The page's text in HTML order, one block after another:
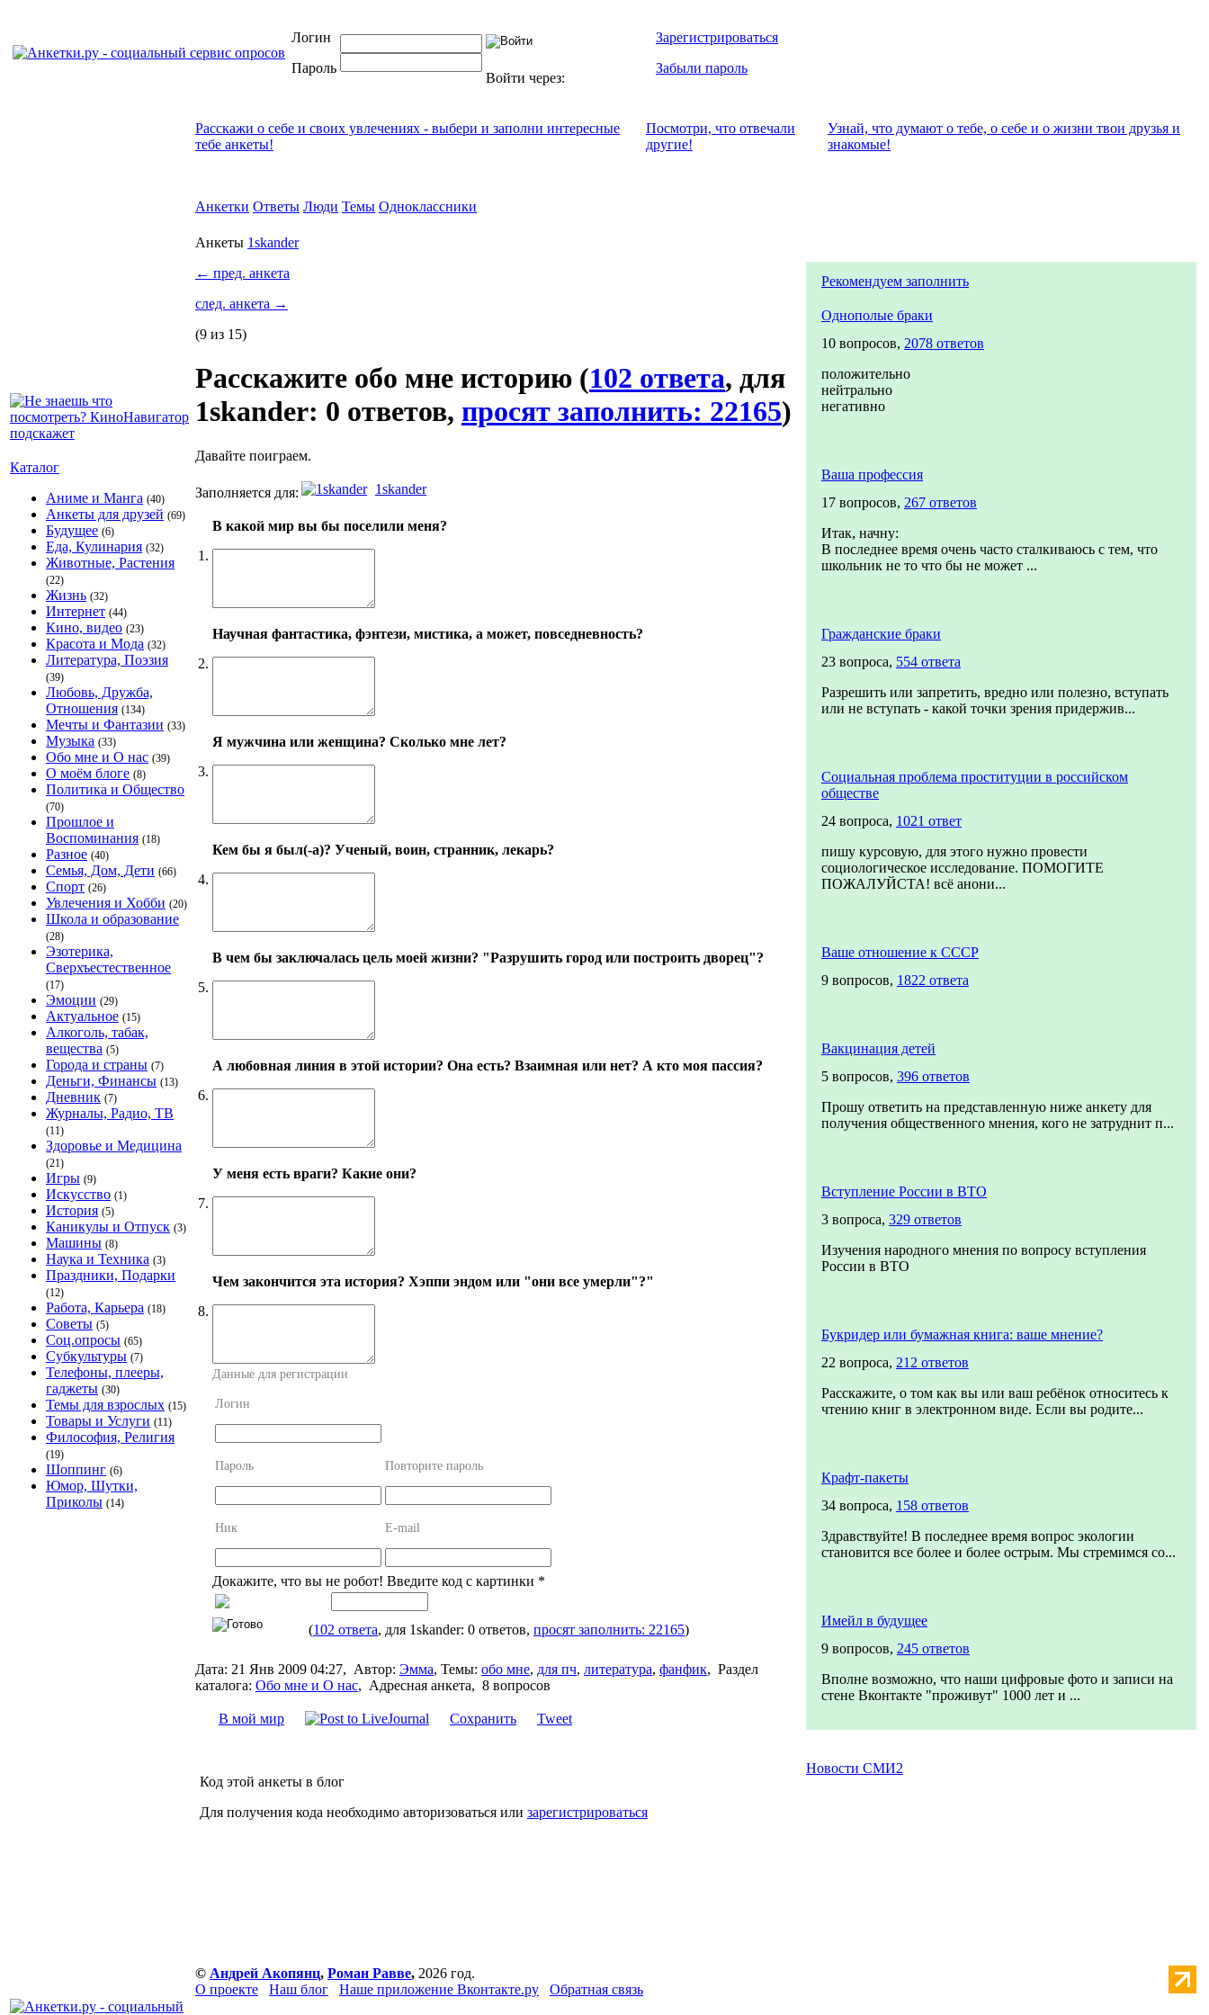
Логин
Пароль
Войти через:
Зарегистрироваться
Забыли пароль
Каталог
Аниме и Манга (40)
Анкеты для друзей (69)
Будущее (6)
Еда, Кулинария (32)
Животные, Растения
(22)
Жизнь (32)
Интернет (44)
Кино, видео (23)
Красота и Мода (32)
Литература, Поэзия
(39)
Любовь, Дружба,
Отношения (134)
Мечты и Фантазии (33)
Музыка (33)
Обо мне и О нас (39)
О моём блоге (8)
Политика и Общество
(70)
Прошлое и
Воспоминания (18)
Разное (40)
Семья, Дом, Дети (66)
Спорт (26)
Увлечения и Хобби (20)
Школа и образование
(28)
Эзотерика,
Сверхъестественное
(17)
Эмоции (29)
Актуальное (15)
Алкоголь, табак,
вещества (5)
Города и страны (7)
Деньги, Финансы (13)
Дневник (7)
Журналы, Радио, ТВ
(11)
Здоровье и Медицина
(21)
Игры (9)
Искусство (1)
История (5)
Каникулы и Отпуск (3)
Машины (8)
Наука и Техника (3)
Праздники, Подарки
(12)
Работа, Карьера (18)
Советы (5)
Соц.опросы (65)
Субкультуры (7)
Телефоны, плееры,
гаджеты (30)
Темы для взрослых (15)
Товары и Услуги (11)
Философия, Религия
(19)
Шоппинг (6)
Юмор, Шутки,
Приколы (14)
Расскажи о себе и своих увлечениях - выбери и заполни интересные
тебе анкеты!
Посмотри, что отвeчали
другие!
Узнай, что думают о тебе, о себе и о жизни твои друзья и
знакомые!
Анкетки Ответы Люди Темы Одноклассники
Анкеты 1skander
← пред. анкета
след. анкета →
(9 из 15)
Расскажите обо мне историю (102 ответа, для
1skander: 0 ответов, просят заполнить: 22165)
Давайте поиграем.
Заполняется для: 1skander
1.
В какой мир вы бы поселили меня?
2.
Научная фантастика, фэнтези, мистика, а может, повседневность?
3.
Я мужчина или женщина? Сколько мне лет?
4.
Кем бы я был(-а)? Ученый, воин, странник, лекарь?
5.
В чем бы заключалась цель моей жизни? "Разрушить город или построить дворец"?
6.
А любовная линия в этой истории? Она есть? Взаимная или нет? А кто моя пассия?
7.
У меня есть враги? Какие они?
8.
Чем закончится эта история? Хэппи эндом или "они все умерли"?"
Данные для регистрации
Логин
Пароль Повторите пароль
Ник E-mail
Докажите, что вы не робот! Введите код с картинки *
(102 ответа, для 1skander: 0 ответов, просят заполнить: 22165)
Дата: 21 Янв 2009 04:27, Автор: Эмма, Темы: обо мне, для пч, литература, фанфик, Раздел
каталога: Обо мне и О нас, Адресная анкета, 8 вопросов
В мой мир Сохранить Tweet
Код этой анкеты в блог
Для получения кода необходимо авторизоваться или зарегистрироваться
Рекомендуем заполнить
Однополые браки
10 вопросов, 2078 ответов
положительно
нейтрально
негативно
Ваша профессия
17 вопросов, 267 ответов
Итак, начну:
В последнее время очень часто сталкиваюсь с тем, что
школьник не то что бы не может ...
Гражданские браки
23 вопроса, 554 ответа
Разрешить или запретить, вредно или полезно, вступать
или не вступать - какой точки зрения придержив...
Социальная проблема проституции в российском
обществе
24 вопроса, 1021 ответ
пишу курсовую, для этого нужно провести
социологическое исследование. ПОМОГИТЕ
ПОЖАЛУЙСТА! всё анони...
Ваше отношение к СССР
9 вопросов, 1822 ответа
Вакцинация детей
5 вопросов, 396 ответов
Прошу ответить на представленную ниже анкету для
получения общественного мнения, кого не затруднит п...
Вступление России в ВТО
3 вопроса, 329 ответов
Изучения народного мнения по вопросу вступления
России в ВТО
Букридер или бумажная книга: ваше мнение?
22 вопроса, 212 ответов
Расскажите, о том как вы или ваш ребёнок относитесь к
чтению книг в электронном виде. Если вы родите...
Крафт-пакеты
34 вопроса, 158 ответов
Здравствуйте! В последнее время вопрос экологии
становится все более и более острым. Мы стремимся со...
Имейл в будущее
9 вопросов, 245 ответов
Вполне возможно, что наши цифровые фото и записи на
стене Вконтакте "проживут" 1000 лет и ...
Новости СМИ2
© Андрей Акопянц, Роман Равве, 2026 год.
О проекте
Наш блог Наше приложение Вконтакте.ру Обратная связь